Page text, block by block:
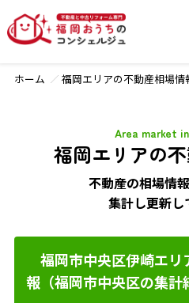
ホーム 福岡エリアの不動産相場情
福岡エリアの
Area market
不動産の相場情
集計し更新し
福岡市中央区伊崎エリ
報（福岡市中央区の集計